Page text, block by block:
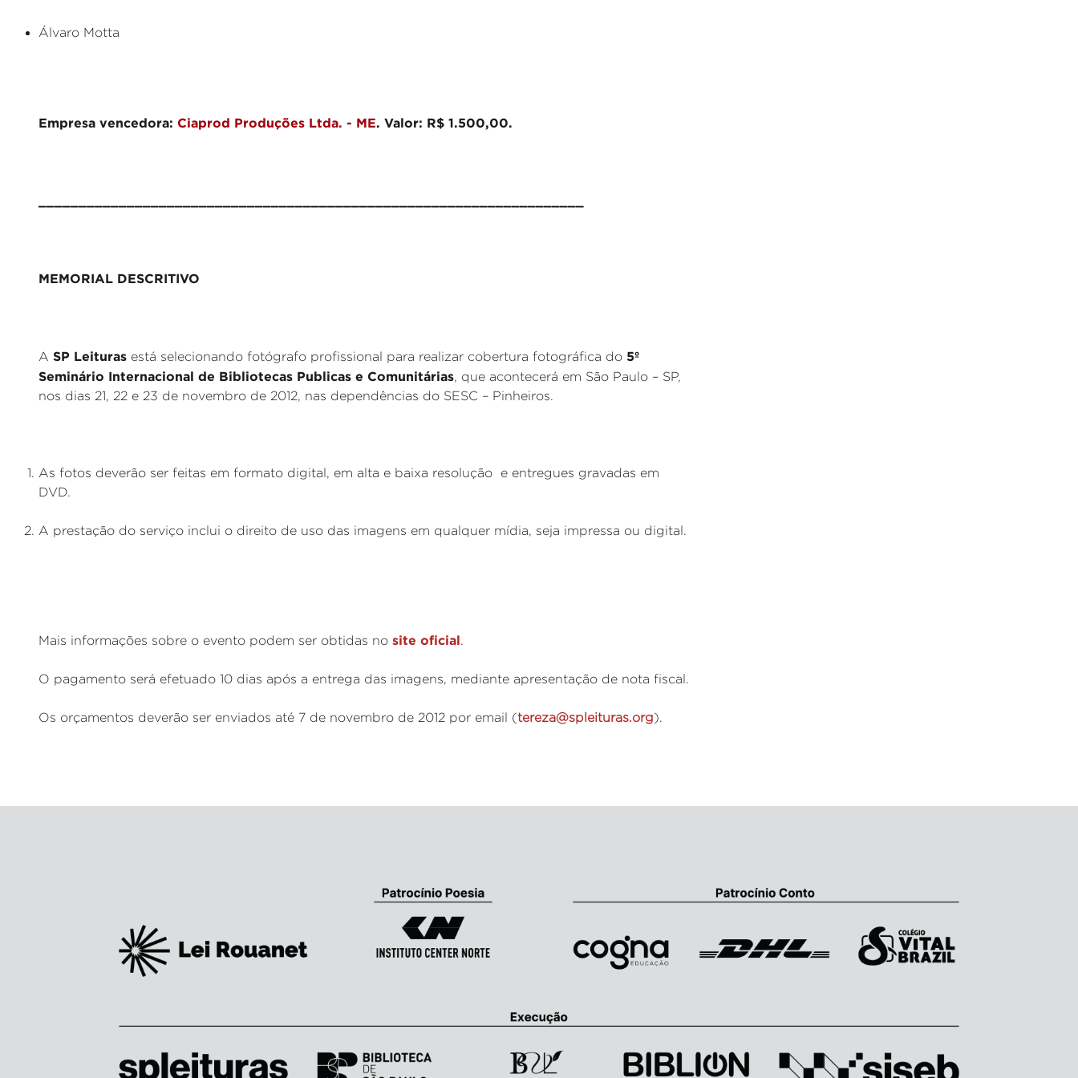
Álvaro Motta
Empresa vencedora: Ciaprod Produções Ltda. - ME. Valor: R$ 1.500,00.
MEMORIAL DESCRITIVO
A SP Leituras está selecionando fotógrafo profissional para realizar cobertura fotográfica do 5º
Seminário Internacional de Bibliotecas Publicas e Comunitárias, que acontecerá em São Paulo – SP,
nos dias 21, 22 e 23 de novembro de 2012, nas dependências do SESC – Pinheiros.
As fotos deverão ser feitas em formato digital, em alta e baixa resolução e entregues gravadas em
DVD.
A prestação do serviço inclui o direito de uso das imagens em qualquer mídia, seja impressa ou digital.
Mais informações sobre o evento podem ser obtidas no site oficial.
O pagamento será efetuado 10 dias após a entrega das imagens, mediante apresentação de nota fiscal.
Os orçamentos deverão ser enviados até 7 de novembro de 2012 por email (tereza@spleituras.org).